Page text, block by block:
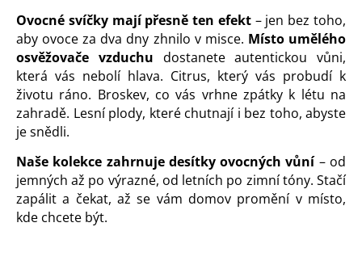
Ovocné svíčky mají přesně ten efekt– jen bez toho,
aby ovoce za dva dny zhnilo v misce. Místo umělého
osvěžovače vzduchu dostanete autentickou vůni,
která vás nebolí hlava. Citrus, který vás probudí k
životu ráno. Broskev, co vás vrhne zpátky k létu na
zahradě. Lesní plody, které chutnají i bez toho, abyste
je snědli.
Naše kolekce zahrnuje desítky ovocných vůní– od
jemných až po výrazné, od letních po zimní tóny. Stačí
zapálit a čekat, až se vám domov promění v místo,
kde chcete být.